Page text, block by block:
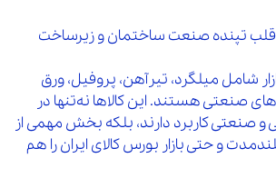
قلب تپنده صنعت ساختمان و زیرساخت
شامل میلگرد، تیرآهن، پروفیل، ورق
صنعتی هستند. این کالاها نه‌تنها در
و صنعتی کاربرد دارند، بلکه بخش مهمی از
و حتی بازار بورس کالای ایران را هم